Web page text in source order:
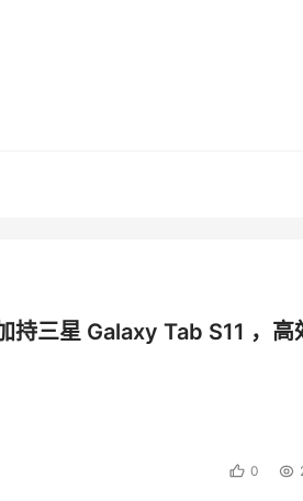
讯平台，并积极开放平台标准，实
态，在新的业态影响下我们应当不断
持三星 Galaxy Tab S11 ，高
0